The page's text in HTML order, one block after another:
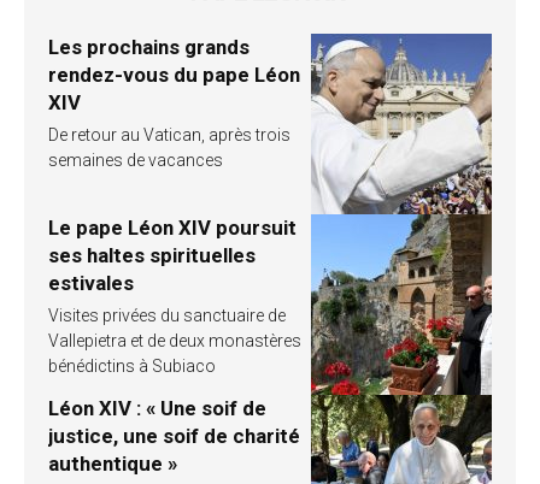
Les prochains grands
rendez-vous du pape Léon
XIV
De retour au Vatican, après trois
semaines de vacances
Le pape Léon XIV poursuit
ses haltes spirituelles
estivales
Visites privées du sanctuaire de
Vallepietra et de deux monastères
bénédictins à Subiaco
Léon XIV : « Une soif de
justice, une soif de charité
authentique »